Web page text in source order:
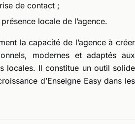
de contact ;
locale de l’agence.
la capacité de l’agence à créer
modernes et adaptés aux
locales. Il constitue un outil solide
d’Enseigne Easy dans les